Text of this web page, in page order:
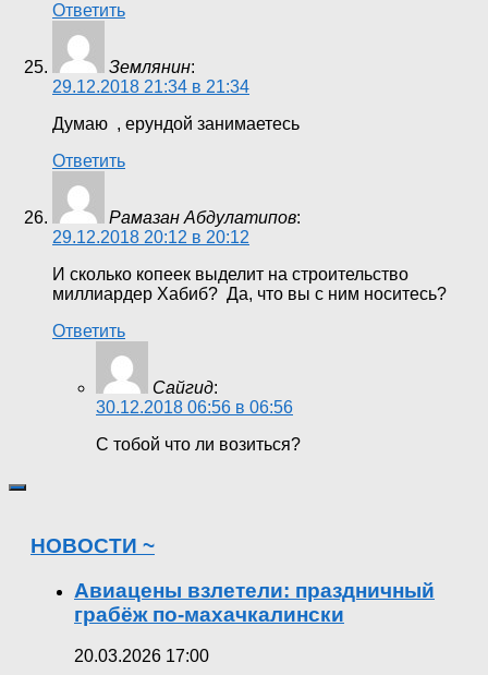
Ответить
Землянин:
29.12.2018 21:34 в 21:34
Думаю , ерундой занимаетесь
Ответить
Рамазан Абдулатипов:
29.12.2018 20:12 в 20:12
И сколько копеек выделит на строительство
миллиардер Хабиб? Да, что вы с ним носитесь?
Ответить
Сайгид:
30.12.2018 06:56 в 06:56
С тобой что ли возиться?
НОВОСТИ ~
Авиацены взлетели: праздничный
грабёж по-махачкалински
20.03.2026 17:00